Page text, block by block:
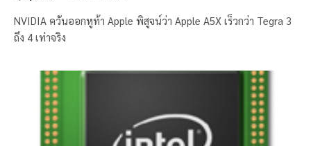
NVIDIA ควันออกหูท้า Apple พิสูจน์ว่า Apple A5X เร็วกว่า Tegra 3
ถึง 4 เท่าจริง